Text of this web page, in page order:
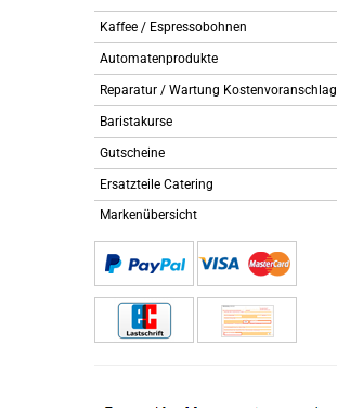
Kaffee / Espressobohnen
Automatenprodukte
Reparatur / Wartung Kostenvoranschlag
Baristakurse
Gutscheine
Ersatzteile Catering
Markenübersicht